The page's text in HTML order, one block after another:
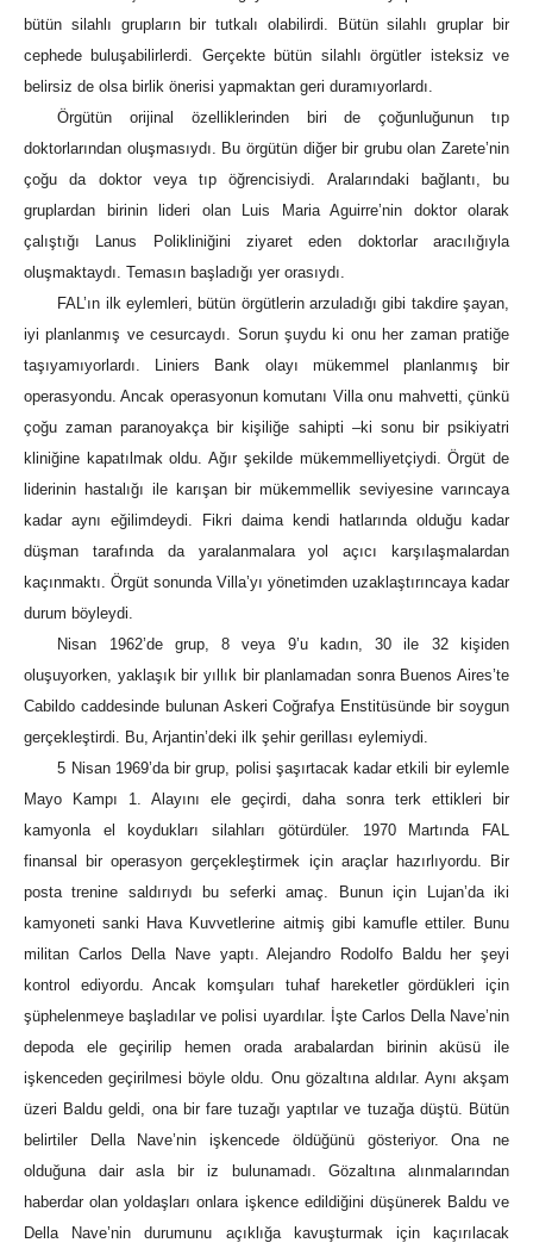
bütün silahlı grupların bir tutkalı olabilirdi. Bütün silahlı gruplar bir
cephede buluşabilirlerdi. Gerçekte bütün silahlı örgütler isteksiz ve
belirsiz de olsa birlik önerisi yapmaktan geri duramıyorlardı.
Örgütün orijinal özelliklerinden biri de çoğunluğunun tıp
doktorlarından oluşmasıydı. Bu örgütün diğer bir grubu olan Zarete’nin
çoğu da doktor veya tıp öğrencisiydi. Aralarındaki bağlantı, bu
gruplardan birinin lideri olan Luis Maria Aguirre’nin doktor olarak
çalıştığı Lanus Polikliniğini ziyaret eden doktorlar aracılığıyla
oluşmaktaydı. Temasın başladığı yer orasıydı.
FAL’ın ilk eylemleri, bütün örgütlerin arzuladığı gibi takdire şayan,
iyi planlanmış ve cesurcaydı. Sorun şuydu ki onu her zaman pratiğe
taşıyamıyorlardı. Liniers Bank olayı mükemmel planlanmış bir
operasyondu. Ancak operasyonun komutanı Villa onu mahvetti, çünkü
çoğu zaman paranoyakça bir kişiliğe sahipti –ki sonu bir psikiyatri
kliniğine kapatılmak oldu. Ağır şekilde mükemmelliyetçiydi. Örgüt de
liderinin hastalığı ile karışan bir mükemmellik seviyesine varıncaya
kadar aynı eğilimdeydi. Fikri daima kendi hatlarında olduğu kadar
düşman tarafında da yaralanmalara yol açıcı karşılaşmalardan
kaçınmaktı. Örgüt sonunda Villa’yı yönetimden uzaklaştırıncaya kadar
durum böyleydi.
Nisan 1962’de grup, 8 veya 9’u kadın, 30 ile 32 kişiden
oluşuyorken, yaklaşık bir yıllık bir planlamadan sonra Buenos Aires’te
Cabildo caddesinde bulunan Askeri Coğrafya Enstitüsünde bir soygun
gerçekleştirdi. Bu, Arjantin’deki ilk şehir gerillası eylemiydi.
5 Nisan 1969’da bir grup, polisi şaşırtacak kadar etkili bir eylemle
Mayo Kampı 1. Alayını ele geçirdi, daha sonra terk ettikleri bir
kamyonla el koydukları silahları götürdüler. 1970 Martında FAL
finansal bir operasyon gerçekleştirmek için araçlar hazırlıyordu. Bir
posta trenine saldırıydı bu seferki amaç. Bunun için Lujan’da iki
kamyoneti sanki Hava Kuvvetlerine aitmiş gibi kamufle ettiler. Bunu
militan Carlos Della Nave yaptı. Alejandro Rodolfo Baldu her şeyi
kontrol ediyordu. Ancak komşuları tuhaf hareketler gördükleri için
şüphelenmeye başladılar ve polisi uyardılar. İşte Carlos Della Nave’nin
depoda ele geçirilip hemen orada arabalardan birinin aküsü ile
işkenceden geçirilmesi böyle oldu. Onu gözaltına aldılar. Aynı akşam
üzeri Baldu geldi, ona bir fare tuzağı yaptılar ve tuzağa düştü. Bütün
belirtiler Della Nave’nin işkencede öldüğünü gösteriyor. Ona ne
olduğuna dair asla bir iz bulunamadı. Gözaltına alınmalarından
haberdar olan yoldaşları onlara işkence edildiğini düşünerek Baldu ve
Della Nave’nin durumunu açıklığa kavuşturmak için kaçırılacak